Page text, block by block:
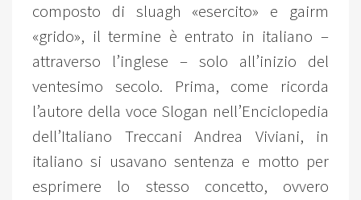
composto di sluagh «esercito» e gairm
«grido», il termine è entrato in italiano –
attraverso l’inglese – solo all’inizio del
ventesimo secolo. Prima, come ricorda
l’autore della voce Slogan nell’Enciclopedia
dell’Italiano Treccani Andrea Viviani, in
italiano si usavano sentenza e motto per
esprimere lo stesso concetto, ovvero